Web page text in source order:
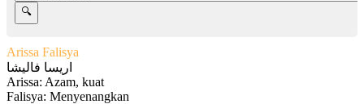
Arissa Falisya
اريسا فاليشا
Arissa: Azam, kuat
Falisya: Menyenangkan